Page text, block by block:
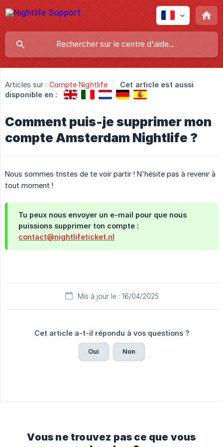
Articles sur : Compte Nightlife
Cet article est aussi
disponible en :
Comment puis-je supprimer mon
compte Amsterdam Nightlife ?
Nous sommes tristes de te voir partir ! N'hésite pas à revenir à
tout moment !
Tu peux nous envoyer un e-mail pour que nous
puissions supprimer ton compte :
contact@nightlifeticket.nl
Mis à jour le : 16/04/2025
Cet article a-t-il répondu à vos questions ?
Oui Non
Vous ne trouvez pas ce que vous